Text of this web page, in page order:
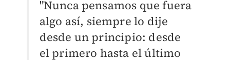
"Nunca pensamos que fuera
algo así, siempre lo dije
desde un principio: desde
el primero hasta el último